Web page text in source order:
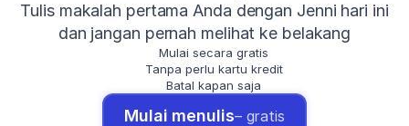
Tulis makalah pertama Anda dengan Jenni hari ini
dan jangan pernah melihat ke belakang
Mulai secara gratis
Tanpa perlu kartu kredit
Batal kapan saja
Mulai menulis– gratis